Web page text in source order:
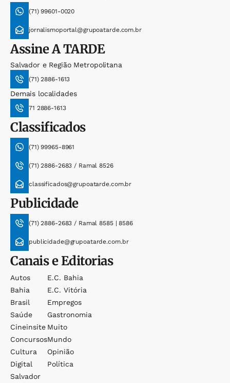
(71) 99601-0020
jornalismoportal@grupoatarde.com.br
AssineA TARDE
Salvador e Região Metropolitana
(71) 2886-1613
Demais localidades
71 2886-1613
Classificados
(71) 99965-8961
(71) 2886-2683 / Ramal 8526
classificados@grupoatarde.com.br
Publicidade
(71) 2886-2683 / Ramal 8585 | 8586
publicidade@grupoatarde.com.br
Canais e Editorias
Autos
Bahia
Brasil
Saúde
Cineinsite
Concursos
Cultura
Digital
Salvador
E.c. Bahia
E.c. Vitória
Empregos
Gastronomia
Muito
Mundo
Opinião
Política